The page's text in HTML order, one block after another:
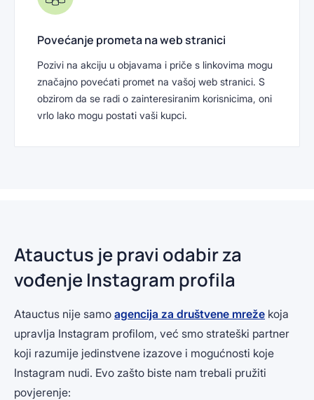
Povećanje prometa na web stranici
Pozivi na akciju u objavama i priče s linkovima mogu
značajno povećati promet na vašoj web stranici. S
obzirom da se radi o zainteresiranim korisnicima, oni
vrlo lako mogu postati vaši kupci.
Atauctus je pravi odabir za
vođenje Instagram profila
Atauctus nije samo agencija za društvene mreže koja
upravlja Instagram profilom, već smo strateški partner
koji razumije jedinstvene izazove i mogućnosti koje
Instagram nudi. Evo zašto biste nam trebali pružiti
povjerenje: